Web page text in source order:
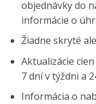
objednávky do
informácie o
Žiadne skryté
Aktualizácie
7 dní v týždni a
Informácia o